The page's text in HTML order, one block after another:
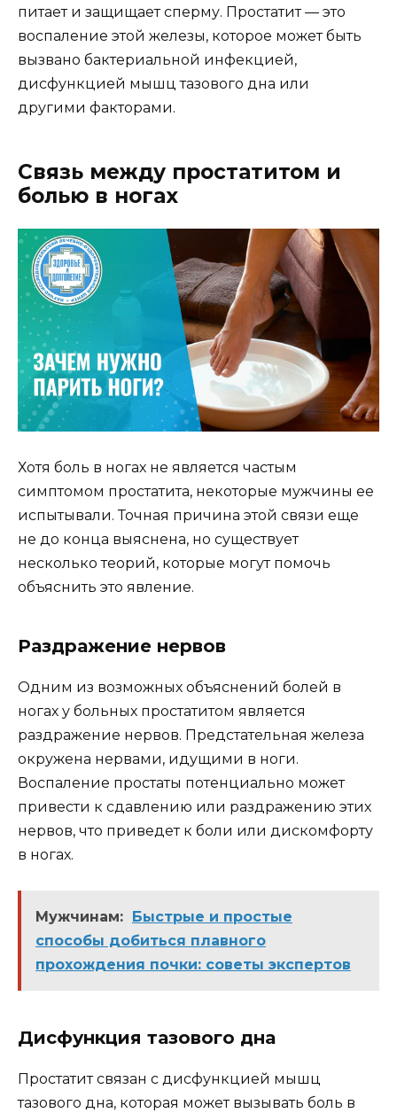
питает и защищает сперму. Простатит — это
воспаление этой железы, которое может быть
вызвано бактериальной инфекцией,
дисфункцией мышц тазового дна или
другими факторами.
Связь между простатитом и
болью в ногах
Хотя боль в ногах не является частым
симптомом простатита, некоторые мужчины ее
испытывали. Точная причина этой связи еще
не до конца выяснена, но существует
несколько теорий, которые могут помочь
объяснить это явление.
Раздражение нервов
Одним из возможных объяснений болей в
ногах у больных простатитом является
раздражение нервов. Предстательная железа
окружена нервами, идущими в ноги.
Воспаление простаты потенциально может
привести к сдавлению или раздражению этих
нервов, что приведет к боли или дискомфорту
в ногах.
Мужчинам:
Быстрые и простые
способы добиться плавного
прохождения почки: советы экспертов
Дисфункция тазового дна
Простатит связан с дисфункцией мышц
тазового дна, которая может вызывать боль в